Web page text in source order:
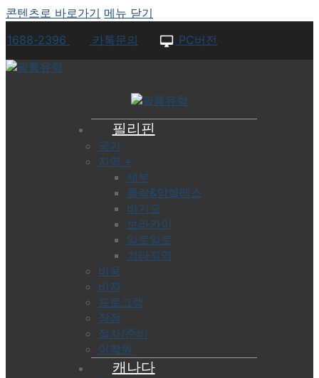
콘텐츠로 바로가기 메뉴 닫기
1688-2396
카톡문의 PC버전
필리핀
국가
지역 +
세부
클락&앙헬레스
바기오
보라카이
일로일로
기타지역
비용
비자
프로그램
장점
절차/준비
어학원
캐나다